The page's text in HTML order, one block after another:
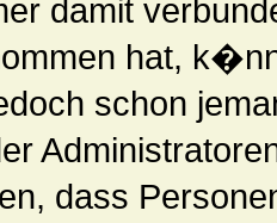
damit
hat,
schon
dass